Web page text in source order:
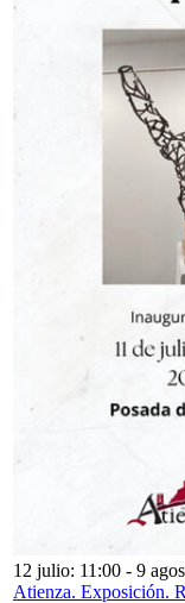
12 julio: 11:00 - 9
Atienza. Exposición.